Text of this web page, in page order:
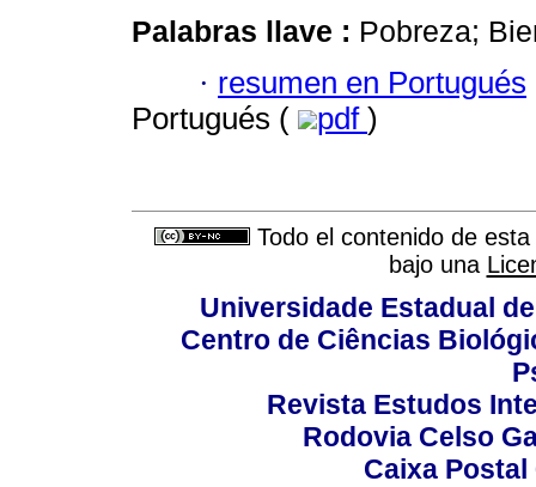
Palabras llave : Pobreza;
· resumen en Portugués
Portugués (
pdf )
Todo el contenido de
bajo una
Universidade Estadual
Centro de Ciências
Revista Estudos
Rodovia Celso
Caixa Postal